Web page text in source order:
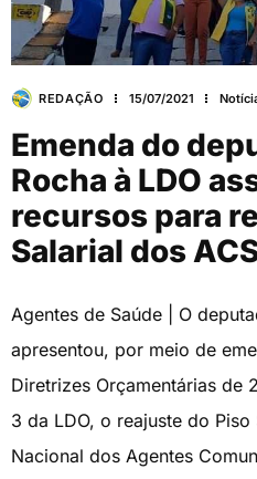
REDAÇÃO 15/07/2021
Emenda do
Rocha à LDO
recursos para
Salarial dos
Agentes de Saúde | O
apresentou, por meio de
Diretrizes Orçamentárias de
3 da LDO, o reajuste do
Nacional dos Agentes